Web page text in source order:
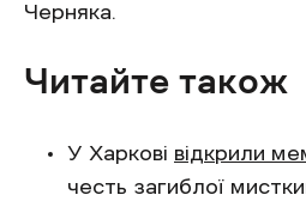
Черняка.
Читайте також
У Харкові відкрили
честь загиблої